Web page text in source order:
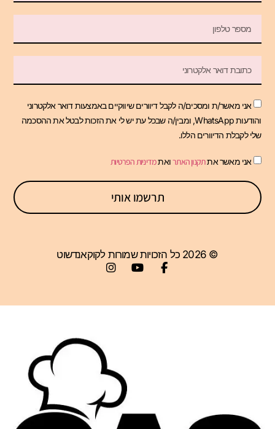
אני מאשר/ת ומסכים/ה לקבל דיוורים שיווקיים באמצעות דואר אלקטרוני
והודעות WhatsApp, ומבין/ה שבכל עת יש לי את הזכות לבטל את ההסכמה
שלי לקבלת הדיוורים הללו.
אני מאשר אתתקנון האתרואתמדיניות הפרטיות
תרשמו אותי
© 2026 כל הזכויות שמורות לקוקאנדשוט